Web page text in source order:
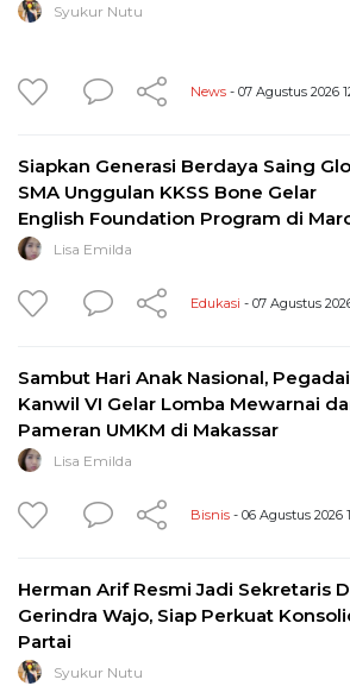
Syukur Nutu
News - 07 Agustus 2026
Siapkan Generasi Berdaya Saing
SMA Unggulan KKSS Bone Gelar
English Foundation Program di
Lisa Emilda
Edukasi - 07 Agustus
Sambut Hari Anak Nasional,
Kanwil VI Gelar Lomba Mewarnai
Pameran UMKM di Makassar
Lisa Emilda
Bisnis - 06 Agustus 2026
Herman Arif Resmi Jadi Sekretaris
Gerindra Wajo, Siap Perkuat
Partai
Syukur Nutu